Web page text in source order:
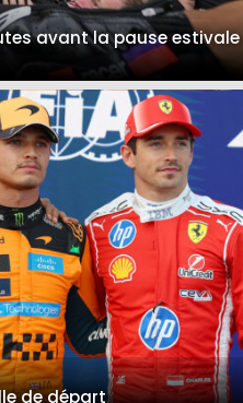
avant la pause estivale
de départ